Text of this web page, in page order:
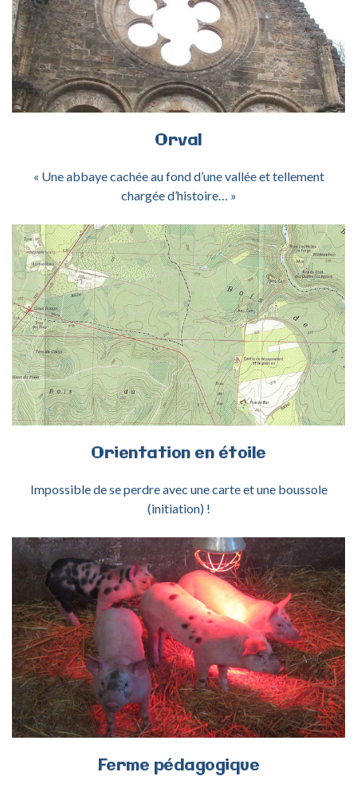
ACTIVITÉ ORVAL
Orval
« Une abbaye cachée au fond d’une vallée et tellement
chargée d’histoire… »
ACTIVITÉ ORIENTATION ÉTOILE
Orientation en étoile
Impossible de se perdre avec une carte et une boussole
(initiation) !
ACTIVITÉ FERME PÉDAGOGIQUE
Ferme pédagogique